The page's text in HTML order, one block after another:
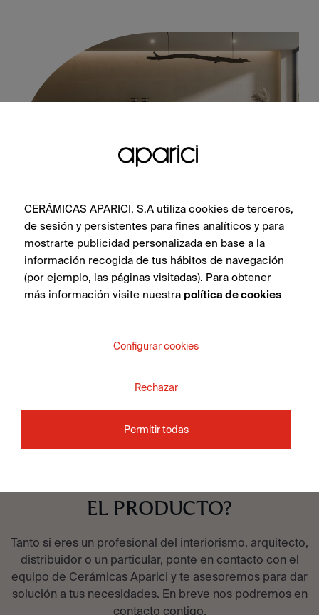
Rug Green Natural 100X100
¿QUIERES MÁS
EL PRODUCTO?
Tanto si eres un profesional del interiorismo, arquitecto,
distribuidor o un particular, ponte en contacto con el
equipo de Cerámicas Aparici y te asesoremos para dar
solución a tus necesidades. En breve nos podremos en
contacto contigo.
CERÁMICAS APARICI, S.A utiliza cookies de terceros,
de sesión y persistentes para fines analíticos y para
mostrarte publicidad personalizada en base a la
información recogida de tus hábitos de navegación
(por ejemplo, las páginas visitadas). Para obtener
más información visite nuestra política de cookies
Configurar cookies
Rechazar
Permitir todas